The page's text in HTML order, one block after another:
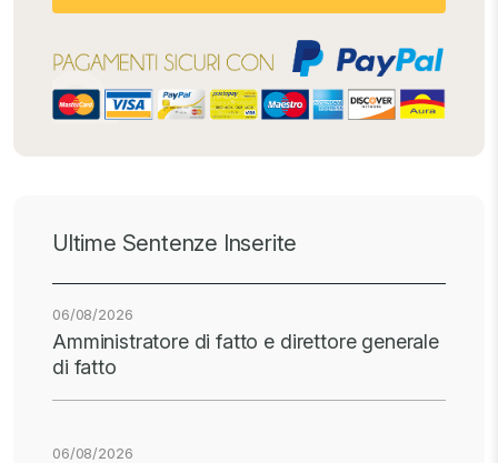
Ultime Sentenze Inserite
06/08/2026
Amministratore di fatto e direttore generale
di fatto
06/08/2026